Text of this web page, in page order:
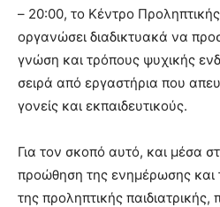
– 20:00, το Κέντρο Προληπτικής
οργανώσει διαδικτυακά να
γνώση και τρόπους ψυχικής
σειρά από εργαστήρια που
γονείς και εκπαιδευτικούς.
Για τον σκοπό αυτό, και μέσα
προώθηση της ενημέρωσης και
της προληπτικής